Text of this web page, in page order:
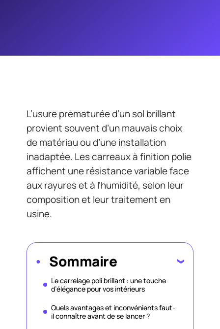
L’usure prématurée d’un sol brillant
provient souvent d’un mauvais choix
de matériau ou d’une installation
inadaptée. Les carreaux à finition polie
affichent une résistance variable face
aux rayures et à l’humidité, selon leur
composition et leur traitement en
usine.
Sommaire
Le carrelage poli brillant : une touche
d’élégance pour vos intérieurs
Quels avantages et inconvénients faut-
il connaître avant de se lancer ?